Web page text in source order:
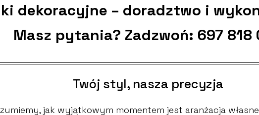
dekoracyjne – doradztwo i
Masz pytania? Zadzwoń: 697 818
Twój styl, nasza precyzja
jak wyjątkowym momentem jest aranżacja